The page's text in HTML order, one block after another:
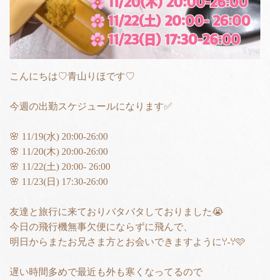
こんにちは♡青山りほです♡
今週の出勤スケジュールになります✅
🌸 11/19(水) 20:00-26:00
🌸 11/20(木) 20:00-26:00
🌸 11/22(土) 20:00- 26:00
🌸 11/23(日) 17:30-26:00
友達と旅行に来ておりバタバタしておりました😭
今日の飛行機無事欠便にならずに飛んで、
明日からまたお兄さま方とお会いできますようにꌩ-ꌩ🩷
遅い時間多めで最近も外も寒くなってるので